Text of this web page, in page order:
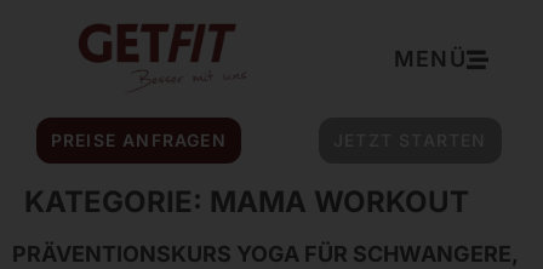
springen
MENÜ
PREISE ANFRAGEN
KATEGORIE: MAMA WORKOUT
PRÄVENTIONSKURS YOGA FÜR SCHWANGERE,